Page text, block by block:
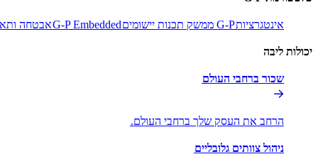
אינטגרציות​​G-P ממשק תכנות יישומים​​ G-P Embedded​​אבטחה
יכולות ליבה​​
שכור ברחבי העולם​​
הרחב את העסק שלך ברחבי העולם.​​
ניהול צוותים גלובליים​​